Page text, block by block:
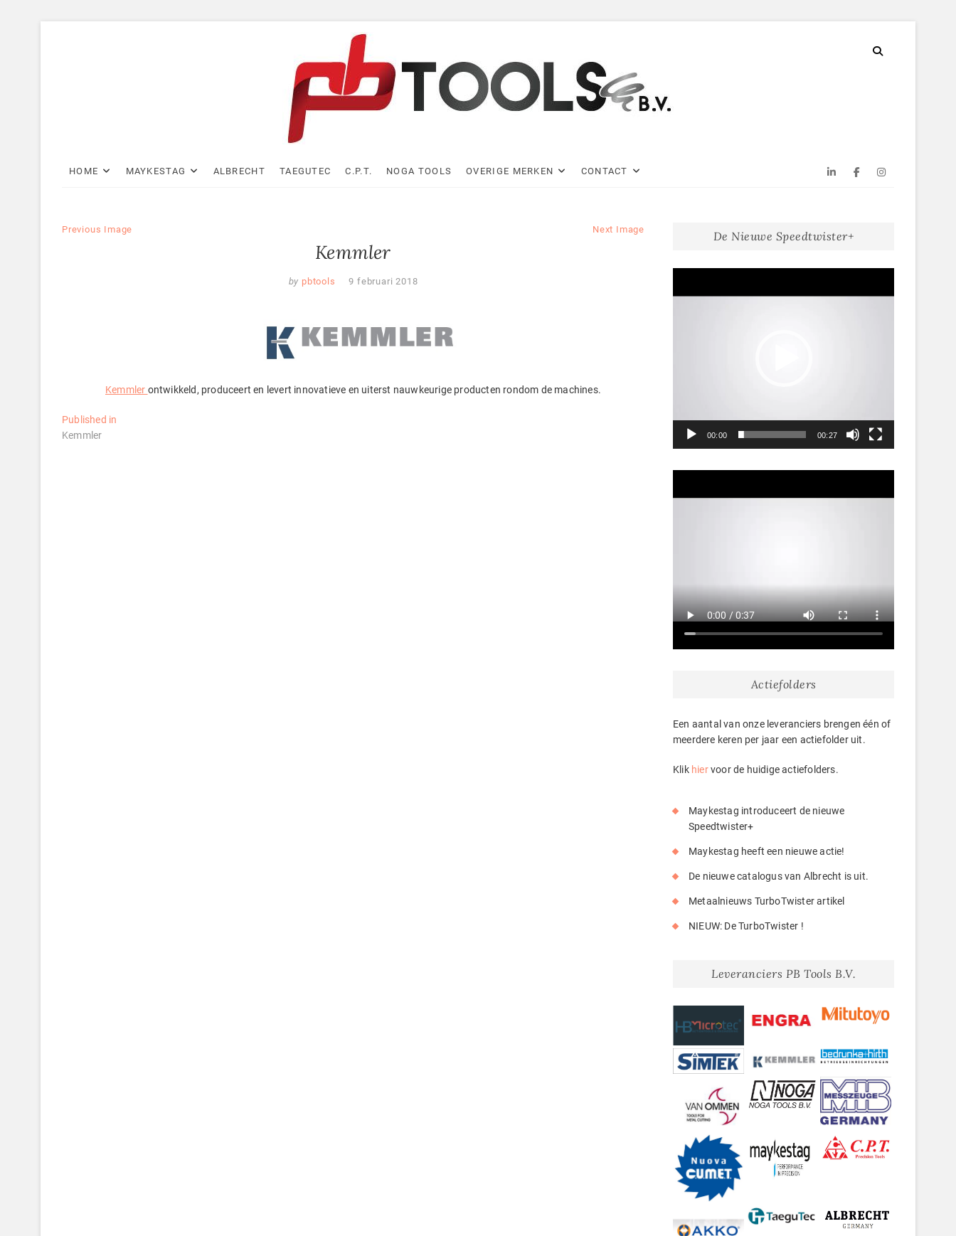
PB Tools B.V. Linkedin
Facebook
Instagram
HOME MAYKESTAG ALBRECHT TAEGUTEC C.P.T. NOGA TOOLS OVERIGE MERKEN CONTACT
Previous Image Next Image
Kemmler
by pbtools 9 februari 2018
Kemmler ontwikkeld, produceert en levert innovatieve en uiterst nauwkeurige producten rondom de machines.
Bericht
navigatie
Published in
Kemmler
De Nieuwe Speedtwister+
00:00 00:27
Actiefolders
Een aantal van onze leveranciers brengen één of
meerdere keren per jaar een actiefolder uit.
Klik hiervoor de huidige actiefolders.
Maykestag introduceert de nieuwe
Speedtwister+
Maykestag heeft een nieuwe actie!
De nieuwe catalogus van Albrecht is uit.
Metaalnieuws TurboTwister artikel
NIEUW: De TurboTwister !
Leveranciers PB Tools B.V.